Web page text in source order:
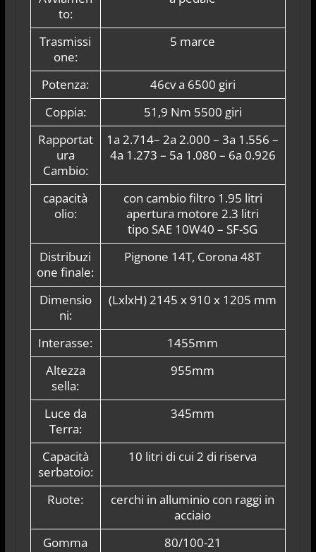
to:
Trasmissi
one:
5 marce
Potenza:
46cv a 6500 giri
Coppia:
51,9 Nm 5500 giri
Rapportat
ura
Cambio:
1a 2.714– 2a 2.000 – 3a 1.556 –
4a 1.273 – 5a 1.080 – 6a 0.926
capacità
olio:
con cambio filtro 1.95 litri
apertura motore 2.3 litri
tipo SAE 10W40 – SF-SG
Distribuzi
one finale:
Pignone 14T, Corona 48T
Dimensio
ni:
(LxlxH) 2145 x 910 x 1205 mm
Interasse:
1455mm
Altezza
sella:
955mm
Luce da
Terra:
345mm
Capacità
serbatoio:
10 litri di cui 2 di riserva
Ruote:
cerchi in alluminio con raggi in
acciaio
Gomma
80/100-21